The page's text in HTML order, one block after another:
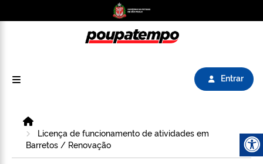
Entrar
Licença de funcionamento de atividades em
Barretos / Renovação